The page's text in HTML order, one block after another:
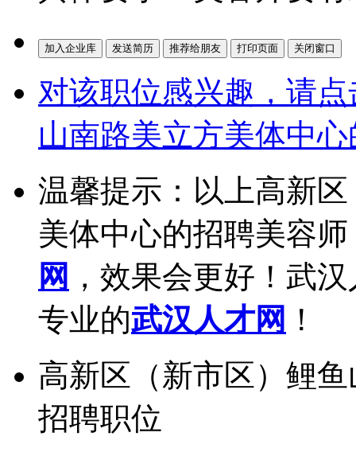
对该职位感兴趣，请
山南路美立方美体中
温馨提示：以上高新
美体中心的招聘美容
网 ，效果会更好！武
专业的武汉人才网 ！
高新区（新市区）鲤
招聘职位